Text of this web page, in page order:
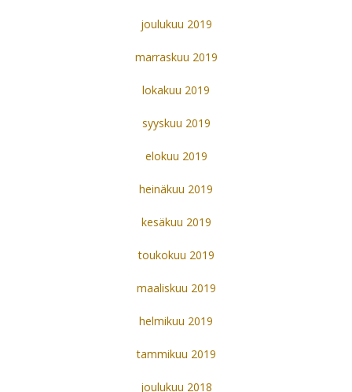
joulukuu 2019
marraskuu 2019
lokakuu 2019
syyskuu 2019
elokuu 2019
heinäkuu 2019
kesäkuu 2019
toukokuu 2019
maaliskuu 2019
helmikuu 2019
tammikuu 2019
joulukuu 2018